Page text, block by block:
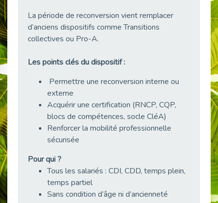
L’Aménagement Raisonnable : Un Levier pour l’Équité
Publié le 29/04/2026
Publié le 27/04/2026
Mobilisation pour l’alternance et le handicap
Publié le 24/04/2026
Handicap moteur et emploi : réussir ses recrutements vidéo
Publié le 23/04/2026
Publié le 22/04/2026
L’équipe de Cap Emploi 92 s’agrandit : Bienvenue à Charmila, Khoudia et Fadila !
Publié le 20/04/2026
La période de reconversion vient remplacer
d’anciens dispositifs comme Transitions
collectives ou Pro-A.
Les points clés du dispositif :
Permettre une reconversion interne ou
externe
Acquérir une certification (RNCP, CQP,
blocs de compétences, socle CléA)
Renforcer la mobilité professionnelle
sécurisée
Pour qui ?
Tous les salariés : CDI, CDD, temps plein,
temps partiel
Sans condition d’âge ni d’ancienneté